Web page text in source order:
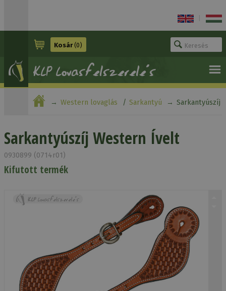
Kosár(0)
Western lovaglás Sarkantyú Sarkantyúszíj
Sarkantyúszíj Western Ívelt
0930899 (0714r01)
Kifutott termék